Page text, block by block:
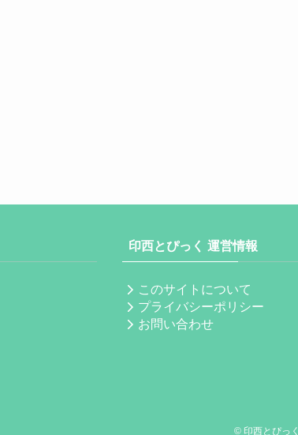
印西とぴっく 運営情報
このサイトについて
プライバシーポリシー
お問い合わせ
© 印西とぴっく